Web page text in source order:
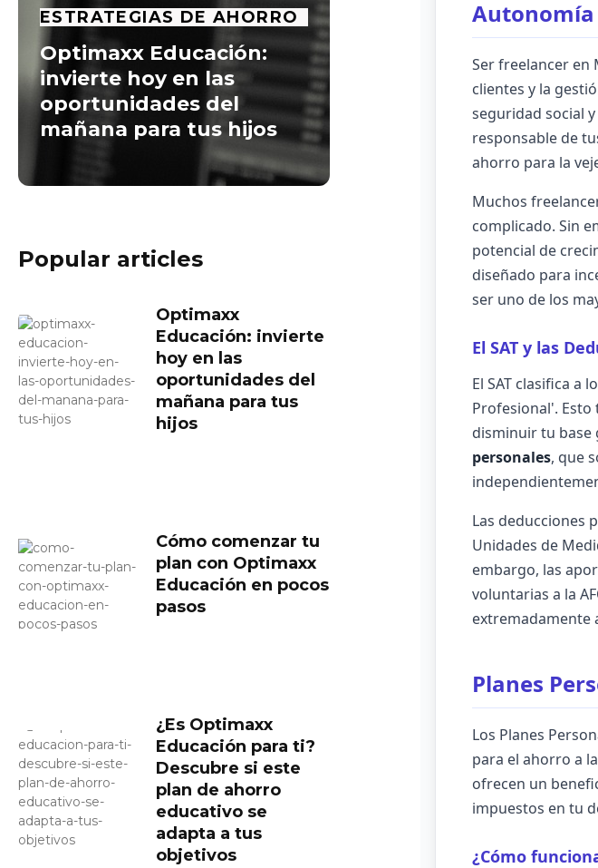
ESTRATEGIAS DE AHORRO
Optimaxx Educación:
invierte hoy en las
oportunidades del
mañana para tus hijos
Popular articles
Optimaxx
Educación: invierte
hoy en las
oportunidades del
mañana para tus
hijos
Cómo comenzar tu
plan con Optimaxx
Educación en pocos
pasos
¿Es Optimaxx
Educación para ti?
Descubre si este
plan de ahorro
educativo se
adapta a tus
objetivos
Ser freelancer en
clientes y la
seguridad social
responsable de
ahorro para la
Muchos
complicado. Sin
potencial de
diseñado para
ser uno de los
El SAT y las
El SAT clasifica a
Profesional'.
disminuir tu base
personales, que
Las deducciones
Unidades de
embargo, las
voluntarias a la
extremadamente
Planes
Los Planes
para el ahorro a
ofrecen un
impuestos en tu
¿Cómo